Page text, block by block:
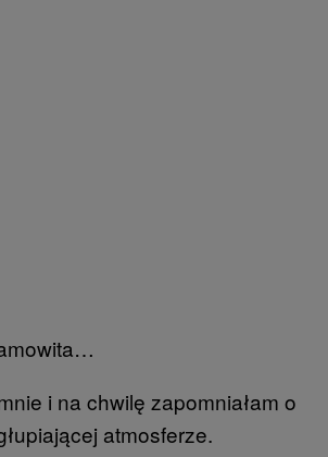
i na chwilę zapomniałam o
atmosferze.